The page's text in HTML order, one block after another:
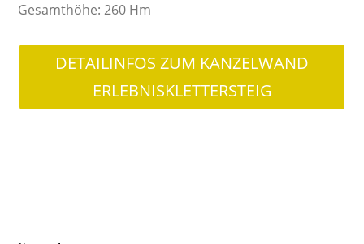
Gesamthöhe: 260 Hm
DETAILINFOS ZUM KANZELWAND
ERLEBNISKLETTERSTEIG